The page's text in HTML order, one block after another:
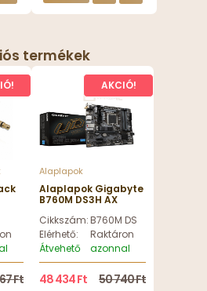
termékek
Ft
AKCIÓ!
Alaplapok
Alaplapok Gigabyte
B760M DS3H AX
AX DDR4
Cikkszám:B760M DS3H AX DDR4
Elérhető:
Raktáron
Átvehető
azonnal
48 434 Ft 50 740 Ft